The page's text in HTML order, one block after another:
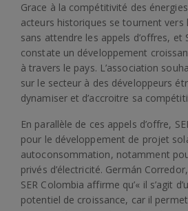
Grace à la compétitivité des
acteurs historiques se tournent vers
sans attendre les appels d’offres, et
constate un développement
à travers le pays. L’association
sur le secteur à des développeurs
dynamiser et d’accroitre sa
En parallèle de ces appels d’offre,
pour le développement de projet
autoconsommation, notamment
privés d’électricité. Germán
SER Colombia affirme qu’« il s’agit
potentiel de croissance, car il